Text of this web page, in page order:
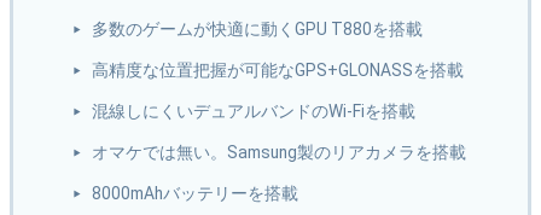
多数のゲームが快適に動くGPU T880を搭載
高精度な位置把握が可能なGPS+GLONASSを搭載
混線しにくいデュアルバンドのWi-Fiを搭載
オマケでは無い。Samsung製のリアカメラを搭載
8000mAhバッテリーを搭載